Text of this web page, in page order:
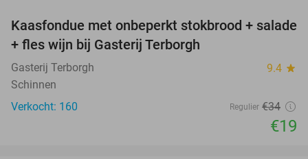
44%
Kaasfondue met onbeperkt stokbrood + salade
+ fles wijn bij Gasterij Terborgh
Gasterij Terborgh 9.4 star
Schinnen
Verkocht: 160
Regulier €34
€19